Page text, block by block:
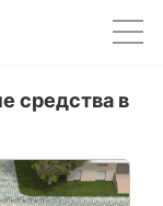
средства в